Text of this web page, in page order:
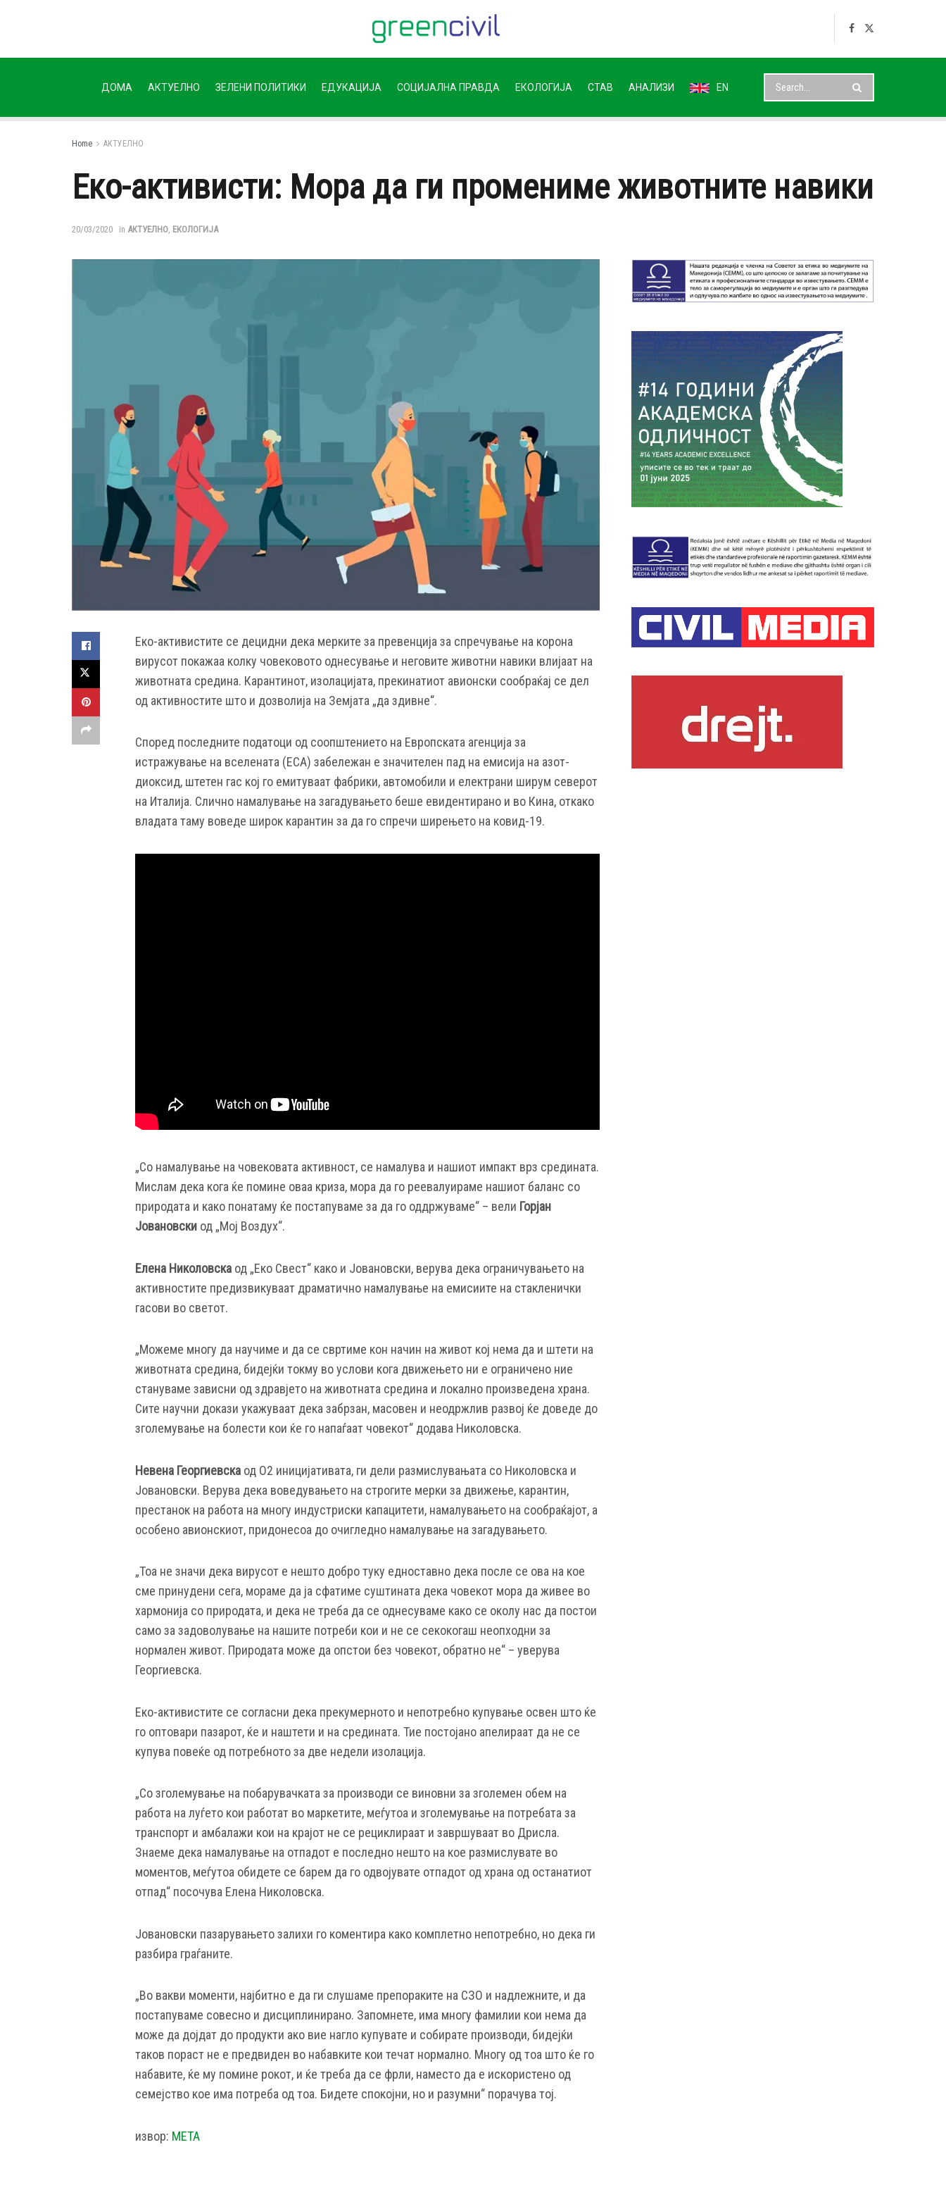
ДОМА АКТУЕЛНО ЗЕЛЕНИ ПОЛИТИКИ ЕДУКАЦИЈА СОЦИЈАЛНА ПРАВДА ЕКОЛОГИЈА СТАВ АНАЛИЗИ EN
Home АКТУЕЛНО
Еко-активисти: Мора да ги промениме животните навики
20/03/2020 in АКТУЕЛНО, ЕКОЛОГИЈА
Еко-активистите се децидни дека мерките за превенција за спречување на корона
вирусот покажаа колку човековото однесување и неговите животни навики влијаат на
животната средина. Карантинот, изолацијата, прекинатиот авионски сообраќај се дел
од активностите што и дозволија на Земјата „да здивне“.
Според последните податоци од соопштението на Европската агенција за
истражување на вселената (ЕСА) забележан е значителен пад на емисија на азот-
диоксид, штетен гас кој го емитуваат фабрики, автомобили и електрани ширум северот
на Италија. Слично намалување на загадувањето беше евидентирано и во Кина, откако
владата таму воведе широк карантин за да го спречи ширењето на ковид-19.
„Со намалување на човековата активност, се намалува и нашиот импакт врз средината.
Мислам дека кога ќе помине оваа криза, мора да го реевалуираме нашиот баланс со
природата и како понатаму ќе постапуваме за да го оддржуваме“ – вели Горјан
Јовановски од „Мој Воздух“.
Елена Николовска од „Еко Свест“ како и Јовановски, верува дека ограничувањето на
активностите предизвикуваат драматично намалување на емисиите на стакленички
гасови во светот.
„Можеме многу да научиме и да се свртиме кон начин на живот кој нема да и штети на
животната средина, бидејќи токму во услови кога движењето ни е ограничено ние
стануваме зависни од здравјето на животната средина и локално произведена храна.
Сите научни докази укажуваат дека забрзан, масовен и неодржлив развој ќе доведе до
зголемување на болести кои ќе го напаѓаат човекот“ додава Николовска.
Невена Георгиевска од О2 иницијативата, ги дели размислувањата со Николовска и
Јовановски. Верува дека воведувањето на строгите мерки за движење, карантин,
престанок на работа на многу индустриски капацитети, намалувањето на сообраќајот, а
особено авионскиот, придонесоа до очигледно намалување на загадувањето.
„Тоа не значи дека вирусот е нешто добро туку едноставно дека после се ова на кое
сме принудени сега, мораме да ја сфатиме суштината дека човекот мора да живее во
хармонија со природата, и дека не треба да се однесуваме како се околу нас да постои
само за задоволување на нашите потреби кои и не се секокогаш неопходни за
нормален живот. Природата може да опстои без човекот, обратно не“ – уверува
Георгиевска.
Еко-активистите се согласни дека прекумерното и непотребно купување освен што ќе
го оптовари пазарот, ќе и наштети и на средината. Тие постојано апелираат да не се
купува повеќе од потребното за две недели изолација.
„Со зголемување на побарувачката за производи се виновни за зголемен обем на
работа на луѓето кои работат во маркетите, меѓутоа и зголемување на потребата за
транспорт и амбалажи кои на крајот не се рециклираат и завршуваат во Дрисла.
Знаеме дека намалување на отпадот е последно нешто на кое размислувате во
моментов, меѓутоа обидете се барем да го одвојувате отпадот од храна од останатиот
отпад“ посочува Елена Николовска.
Јовановски пазарувањето залихи го коментира како комплетно непотребно, но дека ги
разбира граѓаните.
„Во вакви моменти, најбитно е да ги слушаме препораките на СЗО и надлежните, и да
постапуваме совесно и дисциплинирано. Запомнете, има многу фамилии кои нема да
може да дојдат до продукти ако вие нагло купувате и собирате производи, бидејќи
таков пораст не е предвиден во набавките кои течат нормално. Многу од тоа што ќе го
набавите, ќе му помине рокот, и ќе треба да се фрли, наместо да е искористено од
семејство кое има потреба од тоа. Бидете спокојни, но и разумни“ порачува тој.
извор: МЕТА